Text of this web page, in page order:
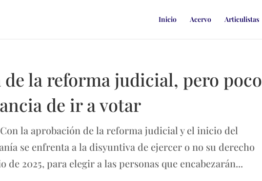
Inicio Acervo Articulistas
de la reforma judicial, pero poco
de ir a votar
la aprobación de la reforma judicial y el inicio del
se enfrenta a la disyuntiva de ejercer o no su derecho
de 2025, para elegir a las personas que encabezarán...